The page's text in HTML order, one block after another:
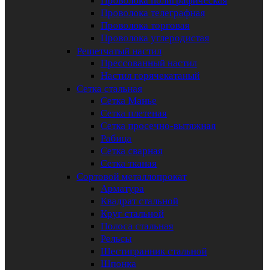
Проволока телеграфная
Проволока торговая
Проволока углеродистая
Решетчатый настил
Прессованный настил
Настил горячекатаный
Сетка стальная
Сетка Манье
Сетка плетеная
Сетка просечно-вытяжная
Рабица
Сетка сварная
Сетка тканая
Сортовой металлопрокат
Арматура
Квадрат стальной
Круг стальной
Полоса стальная
Рельсы
Шестигранник стальной
Шпонка